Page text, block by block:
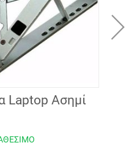
Laptop Ασημί